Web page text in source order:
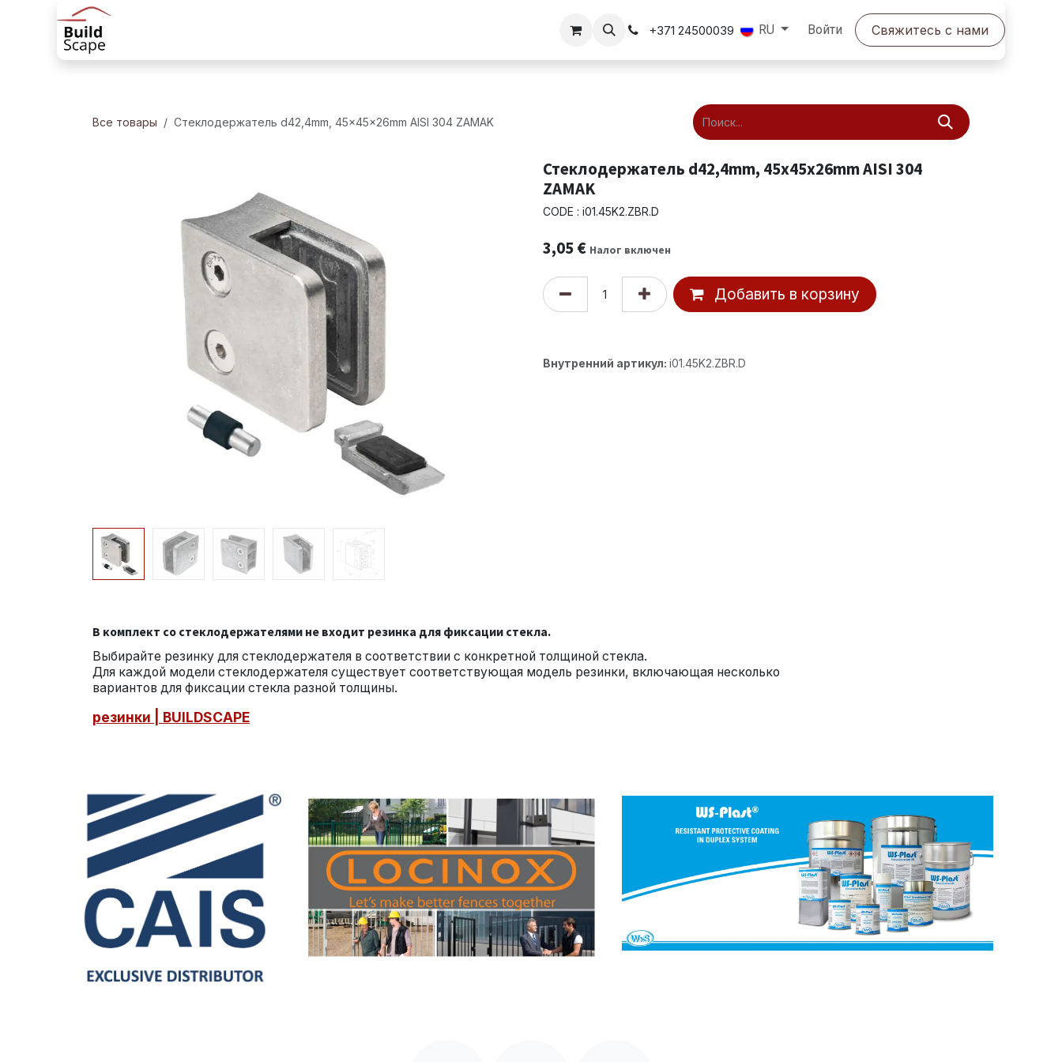
Перейти к содержимому
+371 24500039 RU Войти Свяжитесь с нами
Все товары Стеклодержатель d42,4mm, 45x45x26mm AISI 304 ZAMAK
Стеклодержатель d42,4mm, 45x45x26mm AISI 304
ZAMAK
CODE : i01.45K2.ZBR.D
3,05€ Налог включен
Добавить в корзину
Внутренний артикул: i01.45K2.ZBR.D
В комплект со стеклодержателями не входит резинка для фиксации стекла.
Выбирайте резинку для стеклодержателя в соответствии с конкретной толщиной стекла.
Для каждой модели стеклодержателя существует соответствующая модель резинки, включающая несколько
вариантов для фиксации стекла разной толщины.
резинки | BUILDSCAPE